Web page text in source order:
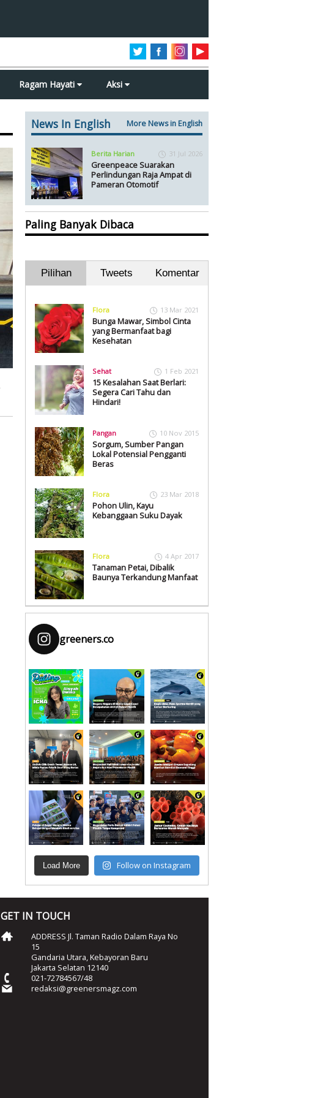
Ragam Hayati Aksi
News In English More News in English
Berita Harian 31 Jul 2026
Greenpeace Suarakan
Perlindungan Raja Ampat di
Pameran Otomotif
Paling Banyak Dibaca
Pilihan Tweets Komentar
Flora 13 Mar 2021
Bunga Mawar, Simbol Cinta
yang Bermanfaat bagi
Kesehatan
Sehat 1 Feb 2021
15 Kesalahan Saat Berlari:
Segera Cari Tahu dan
Hindari!
Pangan 10 Nov 2015
Sorgum, Sumber Pangan
Lokal Potensial Pengganti
Beras
Flora 23 Mar 2018
Pohon Ulin, Kayu
Kebanggaan Suku Dayak
Flora 4 Apr 2017
Tanaman Petai, Dibalik
Baunya Terkandung Manfaat
greeners.co
Load More Follow on Instagram
GET IN TOUCH
ADDRESS Jl. Taman Radio Dalam Raya No
15
Gandaria Utara, Kebayoran Baru
Jakarta Selatan 12140
021-72784567/48
redaksi@greenersmagz.com